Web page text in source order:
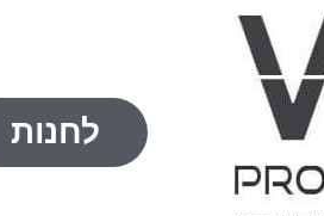
לחנות